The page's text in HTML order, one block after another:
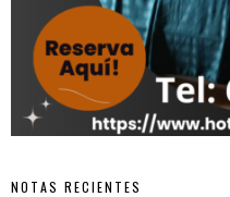
NOTAS RECIENTES